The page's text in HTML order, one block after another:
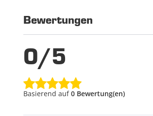
Bewertungen
0/5
Basierend auf0 Bewertung(en)